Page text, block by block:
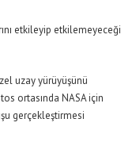
etkileyip etkilemeyeceği
uzay yürüyüşünü
ortasında NASA için
gerçekleştirmesi